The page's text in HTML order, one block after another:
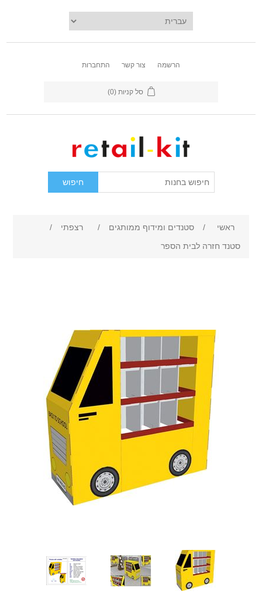
הרשמה צור קשר התחברות
סל קניות (0)
ראשי / סטנדים ומידוף ממותגים / רצפתי
/
סטנד חזרה לבית הספר